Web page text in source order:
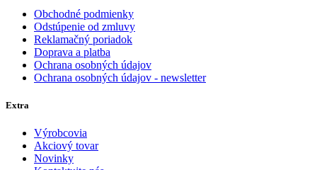
Obchodné podmienky
Odstúpenie od zmluvy
Reklamačný poriadok
Doprava a platba
Ochrana osobných údajov
Ochrana osobných údajov - newsletter
Extra
Výrobcovia
Akciový tovar
Novinky